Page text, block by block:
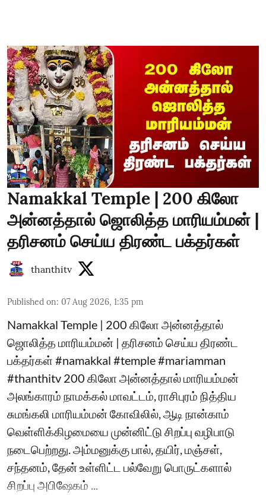
Namakkal Temple | 200 கிலோ
அன்னத்தால் ஜொலித்த மாரியம்மன் |
தரிசனம் செய்ய திரண்ட பக்தர்கள்
thanthitv
Published on: 07 Aug 2026, 1:35 pm
Namakkal Temple | 200 கிலோ அன்னத்தால்
ஜொலித்த மாரியம்மன் | தரிசனம் செய்ய திரண்ட
பக்தர்கள் #namakkal #temple #mariamman
#thanthitv 200 கிலோ அன்னத்தால் மாரியம்மன்
அலங்காரம் நாமக்கல் மாவட்டம், ராசிபுரம் நித்திய
சுமங்கலி மாரியம்மன் கோவிலில், ஆடி நான்காம்
வெள்ளிக்கிழமையை முன்னிட்டு சிறப்பு வழிபாடு
நடைபெற்றது. அம்மனுக்கு பால், தயிர், மஞ்சள்,
சந்தனம், தேன் உள்ளிட்ட பல்வேறு பொருட்களால்
சிறப்பு அபிஷேகம் ...